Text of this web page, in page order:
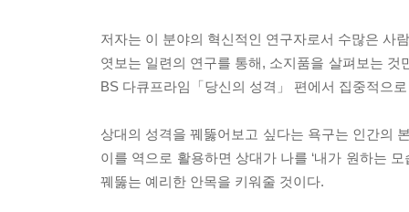
저자는 이 분야의 혁신적인 연구자로서 수많은 사
엿보는 일련의 연구를 통해, 소지품을 살펴보는
BS 다큐프라임「당신의 성격」 편에서 집중적으
상대의 성격을 꿰뚫어보고 싶다는 욕구는 인간의
이를 역으로 활용하면 상대가 나를 ‘내가 원하는
꿰뚫는 예리한 안목을 키워줄 것이다.